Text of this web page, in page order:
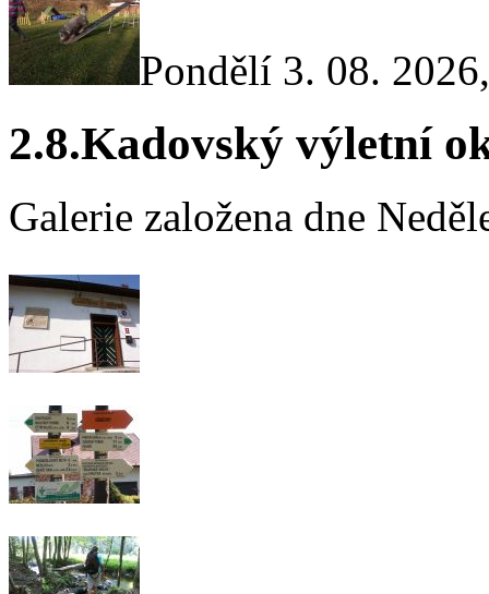
Pondělí 3. 08.
2.8.Kadovský výletní
Galerie založena dne